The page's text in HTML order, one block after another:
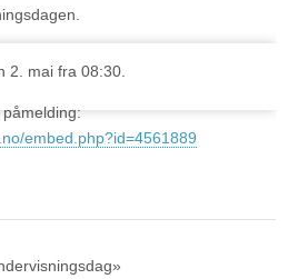
2. mai fra 08:30.
embed.php?id=4561889